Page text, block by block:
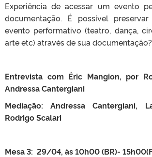
Experiência de acessar um evento
documentação. É possível
evento performativo (teatro, dança,
arte etc) através de sua documentação?
Entrevista com Éric Mangion, por
Andressa Cantergiani
Mediação: Andressa Cantergiani,
Rodrigo Scalari
Mesa 3: 29/04, às 10h00 (BR)-